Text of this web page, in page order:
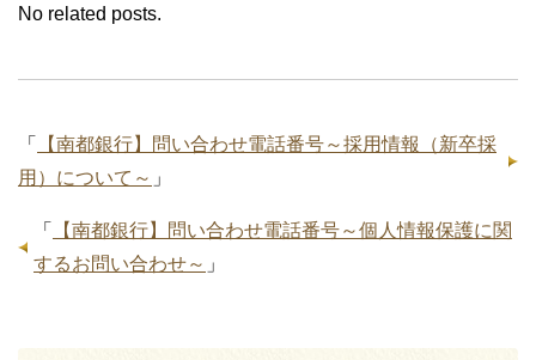
No related posts.
「
【南都銀行】問い合わせ電話番号～採用情報（新卒採
用）について～ 」
「
【南都銀行】問い合わせ電話番号～個人情報保護に関
するお問い合わせ～ 」